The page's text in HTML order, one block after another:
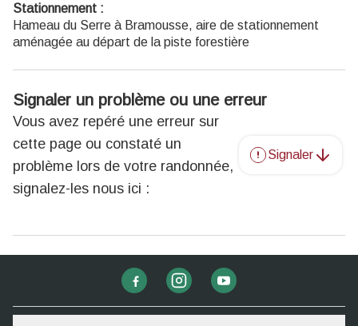
Stationnement :
Hameau du Serre à Bramousse, aire de stationnement
aménagée au départ de la piste forestière
Signaler un problème ou une erreur
Vous avez repéré une erreur sur
cette page ou constaté un
problème lors de votre randonnée,
signalez-les nous ici :
Signaler